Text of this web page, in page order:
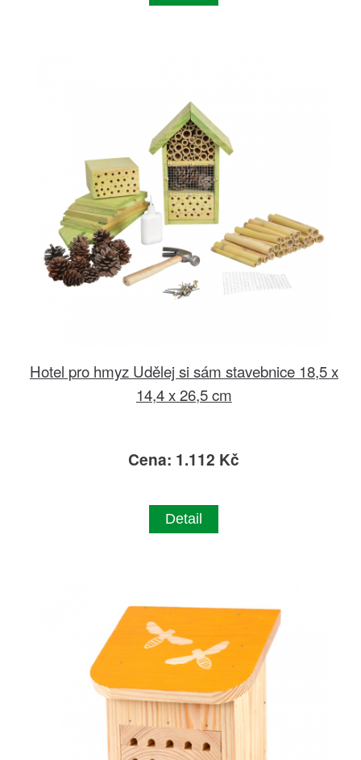
Hotel pro hmyz Udělej si sám stavebnice 18,5 x
14,4 x 26,5 cm
Cena: 1.112 Kč
Detail